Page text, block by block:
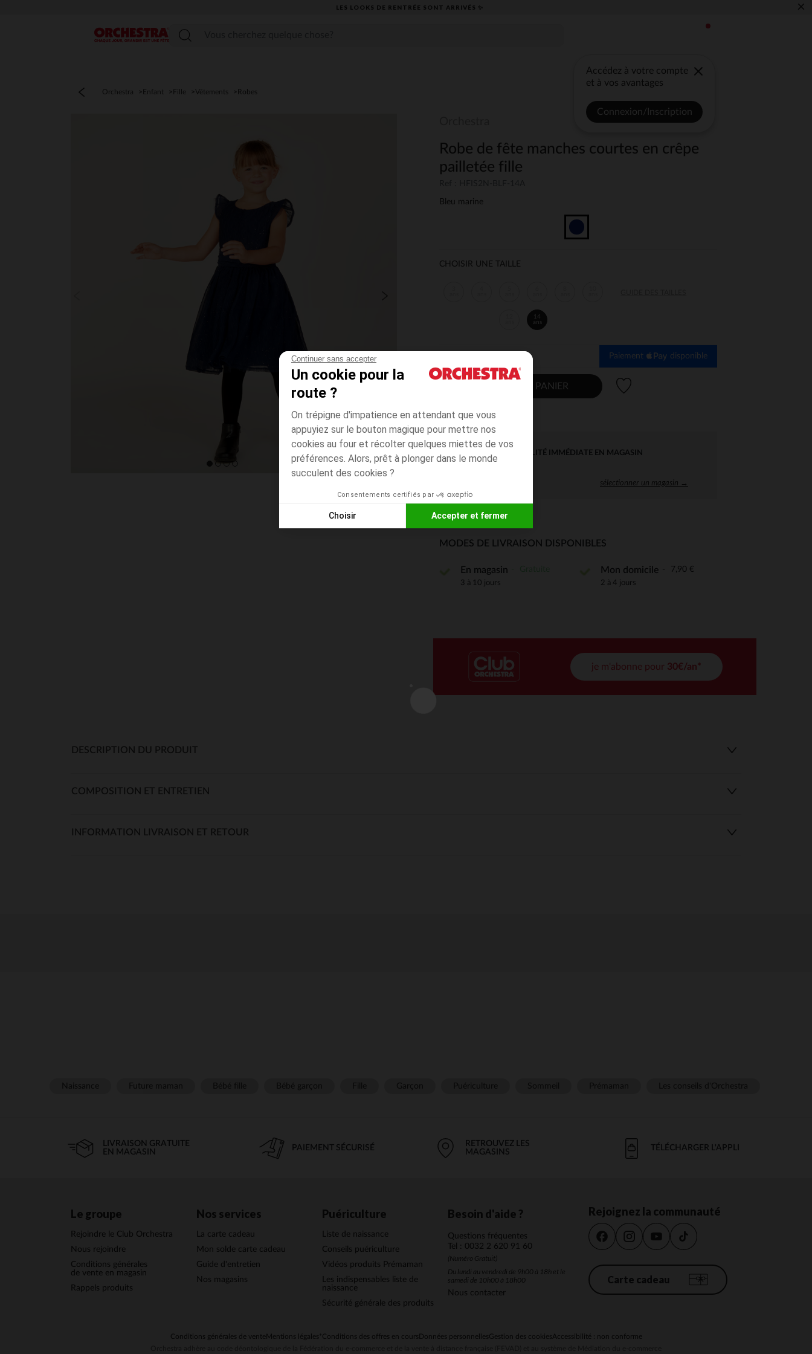
Continuer sans accepter
Un cookie pour la
route ?
On trépigne d'impatience en attendant que vous
appuyiez sur le bouton magique pour mettre nos
cookies au four et récolter quelques miettes de vos
préférences. Alors, prêt à plonger dans le monde
succulent des cookies ?
Consentements certifiés par
Choisir Accepter et fermer
LES LOOKS DE RENTRÉE SONT ARRIVÉS ✨ ×
Menu
Accédez à votre compte
et à vos avantages
Connexion/Inscription
Orchestra Enfant Fille Vêtements Robes
Robe de fête manches courtes en crêpe
pailletée fille
Bleu marine
CHOISIR UNE TAILLE
14
ans
Paiement disponible
AJOUTER AU PANIER
DISPONIBILITÉ IMMÉDIATE EN MAGASIN
sélectionner un magasin →
MODES DE LIVRAISON DISPONIBLES
En magasin
3 à 10 jours
Mon domicile 7,90 €
2 à 4 jours
je m'abonne pour 30€/an*
DESCRIPTION DU PRODUIT
COMPOSITION ET ENTRETIEN
INFORMATION LIVRAISON ET RETOUR
LIVRAISON GRATUITE
EN MAGASIN
PAIEMENT SÉCURISÉ
RETROUVEZ LES
MAGASINS
TÉLÉCHARGER L'APPLI
Le groupe
Rejoindre le Club Orchestra
Nous rejoindre
Conditions générales
de vente en magasin
Rappels produits
Nos services
La carte cadeau
Mon solde carte cadeau
Guide d'entretien
Nos magasins
Puériculture
Liste de naissance
Conseils puériculture
Vidéos produits Prémaman
Les indispensables liste de
naissance
Sécurité générale des produits
Besoin d'aide ?
Questions fréquentes
Tel : 0032 2 620 91 60
(Numéro Gratuit)
Du lundi au vendredi de 9h00 à 18h et le
samedi de 10h00 à 18h00
Nous contacter
Rejoignez la communauté
Carte cadeau
Conditions générales de venteMentions légales *Conditions des offres en cours Données personnellesGestion des cookiesAccessibilité : non conforme